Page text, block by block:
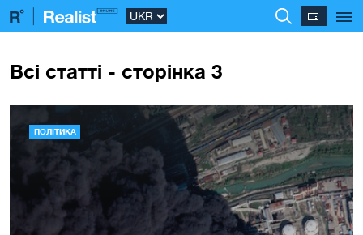
Всі статті - сторінка 3
ПОЛІТИКА